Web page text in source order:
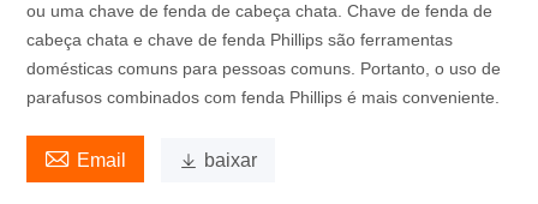
ou uma chave de fenda de cabeça chata. Chave de fenda de
cabeça chata e chave de fenda Phillips são ferramentas
domésticas comuns para pessoas comuns. Portanto, o uso de
parafusos combinados com fenda Phillips é mais conveniente.
 Email  baixar